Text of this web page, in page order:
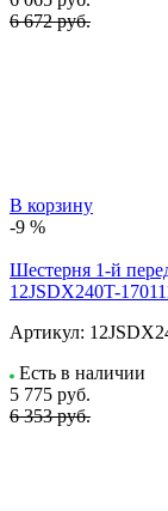
6 672 руб.
В корзину
-9 %
Шестерня 1-й
12JSDX240T-
Артикул:
Есть в наличии
5 775 руб.
6 353 руб.